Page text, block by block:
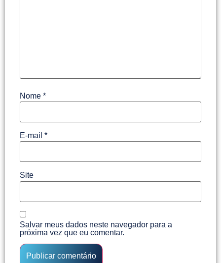
Nome *
E-mail *
Site
Salvar meus dados neste navegador para a
próxima vez que eu comentar.